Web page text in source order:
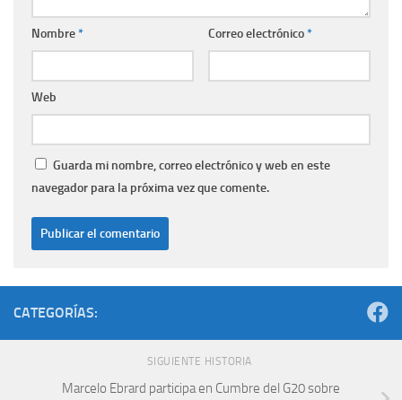
Nombre* Correo electrónico*
Web
Guarda mi nombre, correo electrónico y web en este
navegador para la próxima vez que comente.
CATEGORÍAS:
SIGUIENTE HISTORIA
Marcelo Ebrard participa en Cumbre del G20 sobre